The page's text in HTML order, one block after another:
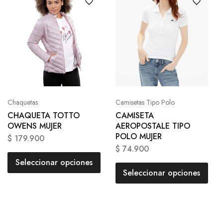
Chaquetas
CHAQUETA TOTTO
OWENS MUJER
$ 179.900
Seleccionar opciones
Camisetas Tipo Polo
CAMISETA
AEROPOSTALE TIPO
POLO MUJER
$ 74.900
Seleccionar opciones